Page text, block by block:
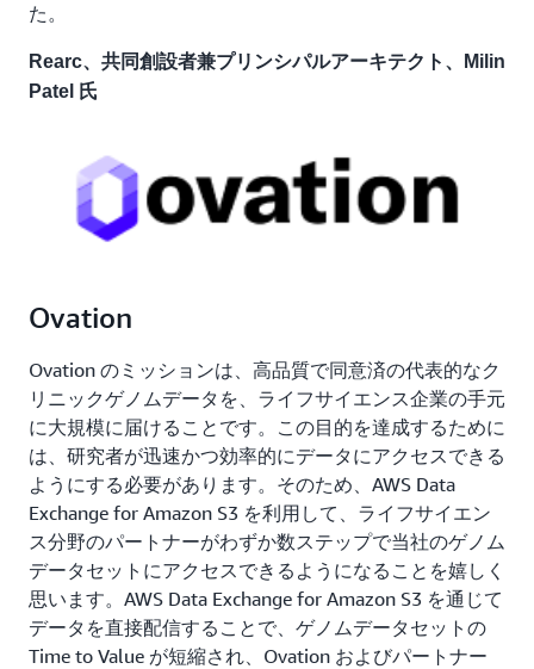
た。
Rearc、共同創設者兼プリンシパルアーキテクト、Milin
Patel 氏
Ovation
Ovation のミッションは、高品質で同意済の代表的なク
リニックゲノムデータを、ライフサイエンス企業の手元
に大規模に届けることです。この目的を達成するために
は、研究者が迅速かつ効率的にデータにアクセスできる
ようにする必要があります。そのため、AWS Data
Exchange for Amazon S3 を利用して、ライフサイエン
ス分野のパートナーがわずか数ステップで当社のゲノム
データセットにアクセスできるようになることを嬉しく
思います。AWS Data Exchange for Amazon S3 を通じて
データを直接配信することで、ゲノムデータセットの
Time to Value が短縮され、Ovation およびパートナー